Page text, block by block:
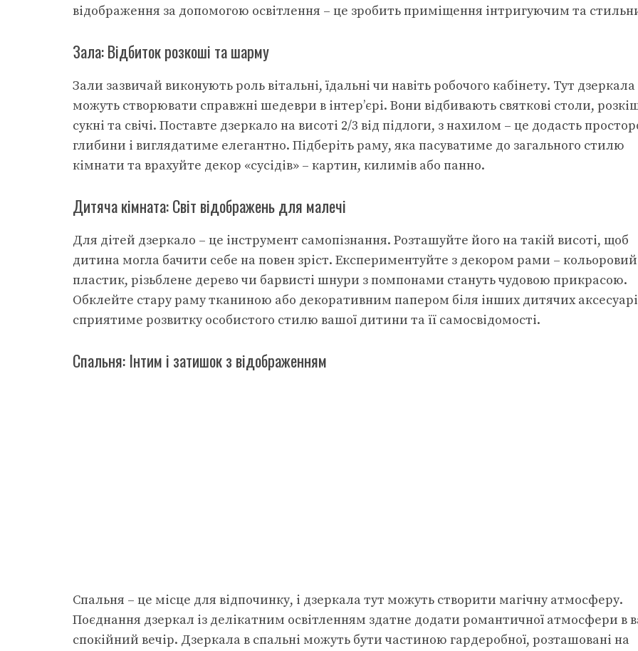
відображення за допомогою освітлення – це зробить приміщення інтригуючим та
Зала: Відбиток розкоші та шарму
Зали зазвичай виконують роль вітальні, їдальні чи навіть робочого кабінету. Тут дзеркала
можуть створювати справжні шедеври в інтер’єрі. Вони відбивають святкові столи,
сукні та свічі. Поставте дзеркало на висоті 2/3 від підлоги, з нахилом – це додасть
глибини і виглядатиме елегантно. Підберіть раму, яка пасуватиме до загального стилю
кімнати та врахуйте декор «сусідів» – картин, килимів або панно.
Дитяча кімната: Світ відображень для малечі
Для дітей дзеркало – це інструмент самопізнання. Розташуйте його на такій висоті, щоб
дитина могла бачити себе на повен зріст. Експериментуйте з декором рами – кольоровий
пластик, різьблене дерево чи барвисті шнури з помпонами стануть чудовою прикрасою.
Обклейте стару раму тканиною або декоративним папером біля інших дитячих
сприятиме розвитку особистого стилю вашої дитини та її самосвідомості.
Спальня: Інтим і затишок з відображенням
Спальня – це місце для відпочинку, і дзеркала тут можуть створити магічну атмосферу.
Поєднання дзеркал із делікатним освітленням здатне додати романтичної атмосфери в
спокійний вечір. Дзеркала в спальні можуть бути частиною гардеробної, розташовані на